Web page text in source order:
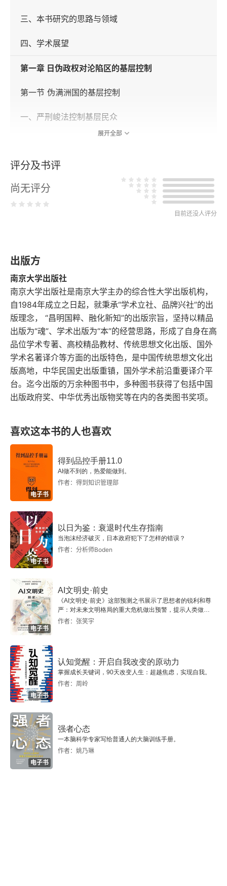
三、本书研究的思路与领域
四、学术展望
第一章 日伪政权对沦陷区的基层控制
第一节 伪满洲国的基层控制
一、严刑峻法控制基层民众
三、制造长城沿线“无人区”
第二节 日伪政权在华北的基层控制
三、华北沦陷区的“村政建设”
四、沦陷区伪联庄会对乡村社会的控制
第三节 汪伪政权的基层控制
一、伪维持会、军警对基层社会治安的控制
二、日汪“军事清乡”对基层控制的强化
三、汪伪特工组织对基层社会的严密控制
第一节 日伪在东北的掠夺与开发
一、垄断经济命脉
二、强制征税
四、对农业的掠夺
五、对重工业资源的掠夺
六、日伪对东北地区劳动力的掠夺
第二节 日伪在蒙疆的掠夺与开发
一、日伪在蒙疆的经济掠夺政策
二、日伪对蒙疆资源的掠夺与开发
三、日本对蒙疆鸦片的统制与掠夺
第三节 日伪在华北的掠夺与开发
一、物资统制与经济掠夺
二、日本对华北煤炭资源的掠夺与开发——以井陉煤
矿为例
展开全部
评分及书评
尚无评分
目前还没人评分
出版方
南京大学出版社
南京大学出版社是南京大学主办的综合性大学出版机构，
自1984年成立之日起，就秉承“学术立社、品牌兴社”的出
版理念， “昌明国粹、融化新知”的出版宗旨，坚持以精品
出版为“魂”、学术出版为“本”的经营思路，形成了自身在高
品位学术专著、高校精品教材、传统思想文化出版、国外
学术名著译介等方面的出版特色，是中国传统思想文化出
版高地，中华民国史出版重镇，国外学术前沿重要译介平
台。迄今出版的万余种图书中，多种图书获得了包括中国
出版政府奖、中华优秀出版物奖等在内的各类图书奖项。
喜欢这本书的人也喜欢
电子书
得到品控手册11.0
AI做不到的，热爱能做到。
作者：得到知识管理部
电子书
以日为鉴：衰退时代生存指南
当泡沫经济破灭，日本政府犯下了怎样的错误？
作者：分析师Boden
电子书
AI文明史·前史
《AI文明史·前史》这部预测之书展示了思想者的锐利和尊
严：对未来文明格局的重大危机做出预警，提示人类做出
智慧的选择。
作者：张笑宇
电子书
认知觉醒：开启自我改变的原动力
掌握成长关键词，90天改变人生：超越焦虑，实现自我。
作者：周岭
电子书
强者心态
一本脑科学专家写给普通人的大脑训练手册。
作者：姚乃琳